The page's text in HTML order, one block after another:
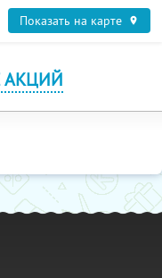
Показать на карте
АКЦИЙ